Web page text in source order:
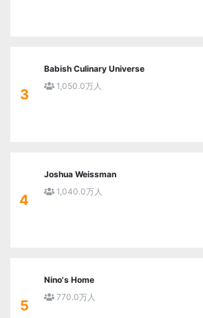
3
Babish Culinary Universe
1,050.0万人
4
Joshua Weissman
1,040.0万人
5
Nino's Home
770.0万人